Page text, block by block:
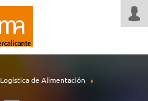
Logística de Alimentación